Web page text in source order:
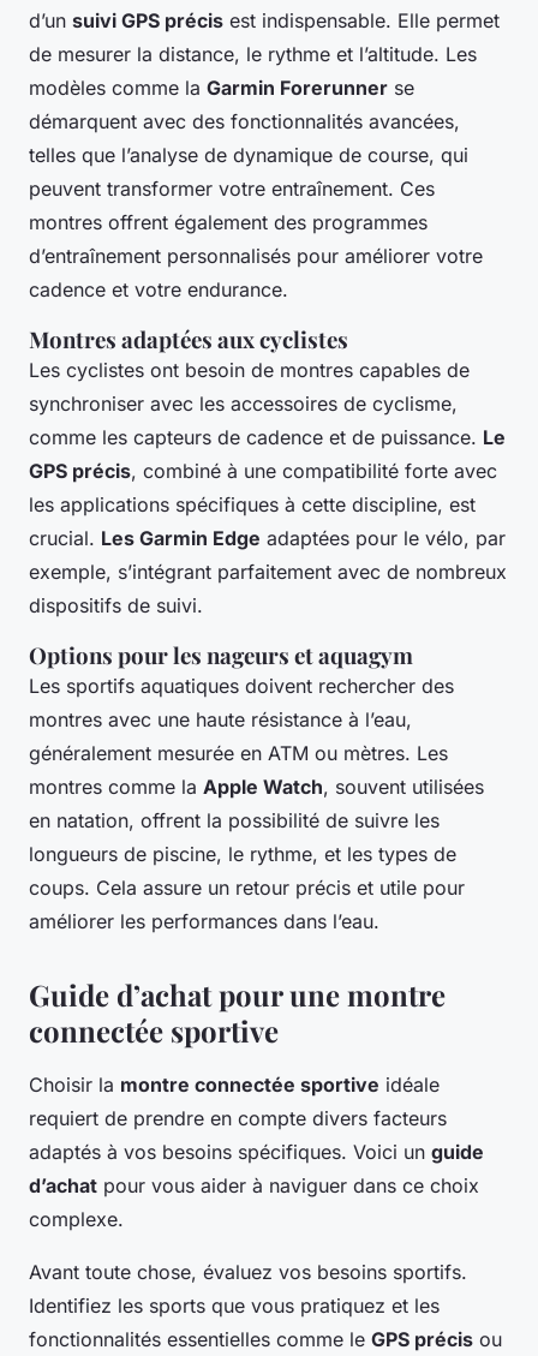
d’un suivi GPS précis est indispensable. Elle permet
de mesurer la distance, le rythme et l’altitude. Les
modèles comme la Garmin Forerunner se
démarquent avec des fonctionnalités avancées,
telles que l’analyse de dynamique de course, qui
peuvent transformer votre entraînement. Ces
montres offrent également des programmes
d’entraînement personnalisés pour améliorer votre
cadence et votre endurance.
Montres adaptées aux cyclistes
Les cyclistes ont besoin de montres capables de
synchroniser avec les accessoires de cyclisme,
comme les capteurs de cadence et de puissance. Le
GPS précis, combiné à une compatibilité forte avec
les applications spécifiques à cette discipline, est
crucial. Les Garmin Edge adaptées pour le vélo, par
exemple, s’intégrant parfaitement avec de nombreux
dispositifs de suivi.
Options pour les nageurs et aquagym
Les sportifs aquatiques doivent rechercher des
montres avec une haute résistance à l’eau,
généralement mesurée en ATM ou mètres. Les
montres comme la Apple Watch, souvent utilisées
en natation, offrent la possibilité de suivre les
longueurs de piscine, le rythme, et les types de
coups. Cela assure un retour précis et utile pour
améliorer les performances dans l’eau.
Guide d’achat pour une montre
connectée sportive
Choisir la montre connectée sportive idéale
requiert de prendre en compte divers facteurs
adaptés à vos besoins spécifiques. Voici un guide
d’achat pour vous aider à naviguer dans ce choix
complexe.
Avant toute chose, évaluez vos besoins sportifs.
Identifiez les sports que vous pratiquez et les
fonctionnalités essentielles comme le GPS précis ou